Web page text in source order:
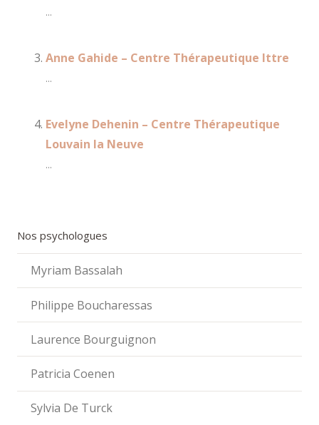
...
Anne Gahide – Centre Thérapeutique Ittre
...
Evelyne Dehenin – Centre Thérapeutique
Louvain la Neuve
...
Nos psychologues
Myriam Bassalah
Philippe Boucharessas
Laurence Bourguignon
Patricia Coenen
Sylvia De Turck